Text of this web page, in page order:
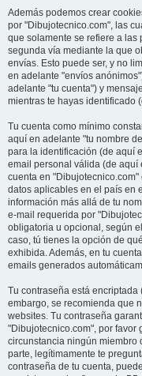
Además podemos crear
por "Dibujotecnico.com", las
que solamente se refiere a las
segunda vía mediante la que
envías. Esto puede ser, y no
en adelante "envíos
adelante "tu cuenta") y
mientras te hayas identificado
Tu cuenta como mínimo
aquí en adelante "tu nombre
para la identificación (de aquí
email personal válida (de aquí
cuenta en
datos aplicables en el país en
información más allá de tu
e-mail requerida por
obligatoria u opcional, según
caso, tú tienes la opción de
exhibida. Además, en tu
emails generados
Tu contraseña está
embargo, se recomienda que
websites. Tu contraseña
"Dibujotecnico.com", por
circunstancia ningún miembro
parte, legítimamente te
contraseña de tu cuenta,